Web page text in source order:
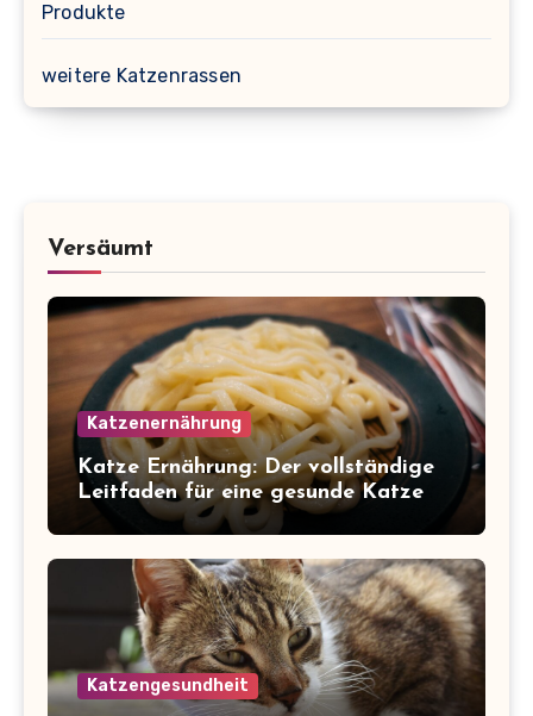
Produkte
weitere Katzenrassen
Versäumt
Katzenernährung
Katze Ernährung: Der vollständige
Leitfaden für eine gesunde Katze
Katzengesundheit